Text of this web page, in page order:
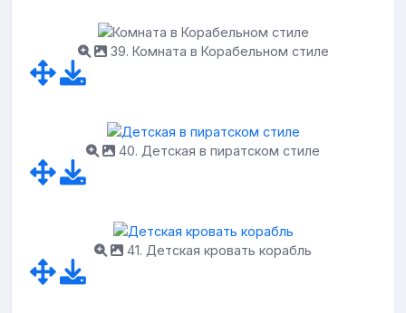
39. Комната в Корабельном стиле
40. Детская в пиратском стиле
41. Детская кровать корабль